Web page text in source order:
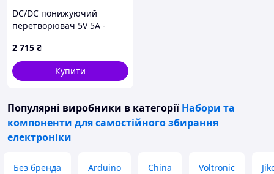
DC/DC понижуючий
перетворювач 5V 5A -
2 715 ₴
Купити
Популярні виробники в категорії Набори та
компоненти для самостійного збирання
електроніки
Без бренда Arduino China Voltronic